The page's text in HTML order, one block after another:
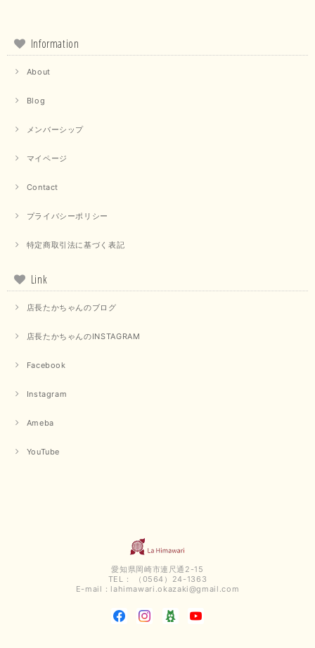
Information
About
Blog
メンバーシップ
マイページ
Contact
プライバシーポリシー
特定商取引法に基づく表記
Link
店長たかちゃんのブログ
店長たかちゃんのINSTAGRAM
Facebook
Instagram
Ameba
YouTube
愛知県岡崎市連尺通2-15
TEL： （0564）24-1363
E-mail： lahimawari.okazaki@gmail.com